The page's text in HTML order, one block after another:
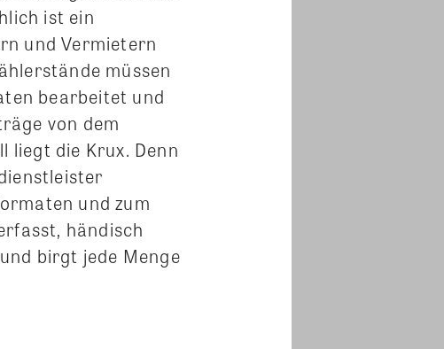
ist ein
und Vermietern
müssen
bearbeitet und
von dem
liegt die Krux. Denn
und zum
händisch
birgt jede Menge